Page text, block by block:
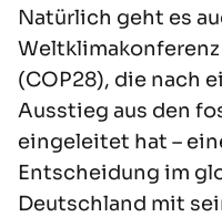
Natürlich geht es
Weltklimakonferenz
(COP28), die nach
Ausstieg aus den
eingeleitet hat –
Entscheidung im
Deutschland mit